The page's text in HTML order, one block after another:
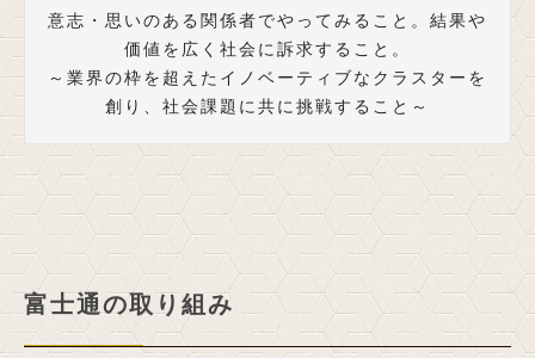
意志・思いのある関係者でやってみること。結果や
価値を広く社会に訴求すること。
～業界の枠を超えたイノベーティブなクラスターを
創り、社会課題に共に挑戦すること～
富士通の取り組み